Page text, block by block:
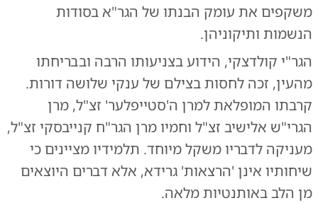
משקפים את עומק הבנתו של הגר"א בסודות
הנשמות ותיקוניהן.
הגר"י קולדצקי, הידוע בצניעותו הרבה ובבריחתו
מהעין, זכה לחסות בצילם של ענקי שלושה דורות.
קרבתו המופלאת למרן ה'סטייפלער' זצ"ל, מרן
הגרי"ש אלישיב זצ"ל וחמיו מרן הגר"ח קנייבסקי זצ"ל,
מעניקה לדבריו משקל מיוחד. תלמידיו מציינים כי
שיחותיו אינן 'הרצאות' גרידא, אלא דברים היוצאים
מן הלב באותנטיות מלאה.